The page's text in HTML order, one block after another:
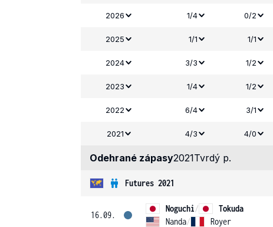
2026 1/4 0/2
2025 1/1 1/1
2024 3/3 1/2
2023 1/4 1/2
2022 6/4 3/1
2021 4/3 4/0
Odehrané zápasy2021Tvrdý p.
Futures 2021
16.09.
Noguchi/
Tokuda
Nanda/ Royer